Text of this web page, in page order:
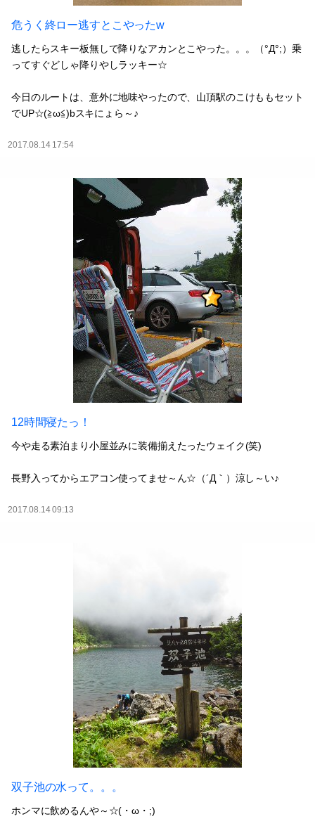
危うく終ロー逃すとこやったw
逃したらスキー板無しで降りなアカンとこやった。。。（°Д°;）乗
ってすぐどしゃ降りやしラッキー☆
今日のルートは、意外に地味やったので、山頂駅のこけももセット
でUP☆(≧ω≦)bスキにょら～♪
2017.08.14 17:54
12時間寝たっ！
今や走る素泊まり小屋並みに装備揃えたったウェイク(笑)
長野入ってからエアコン使ってませ～ん☆（´Д｀）涼し～い♪
2017.08.14 09:13
双子池の水って。。。
ホンマに飲めるんや～☆(・ω・;)